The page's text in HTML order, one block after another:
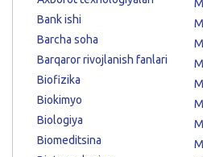
Bank ishi
Barcha soha
Barqaror rivojlanish fanlari
Biofizika
Biokimyo
Biologiya
Biomeditsina